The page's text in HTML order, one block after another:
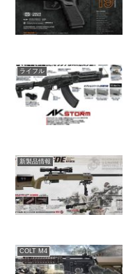
ライフル
新製品情報
COLT M4